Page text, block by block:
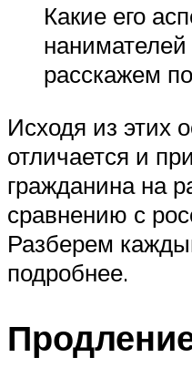
Какие его
расскажем
Исходя из этих
отличается и
гражданина на
сравнению с
Разберем
подробнее.